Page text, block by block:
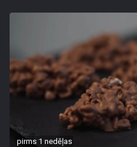
pirms 1 nedēļas